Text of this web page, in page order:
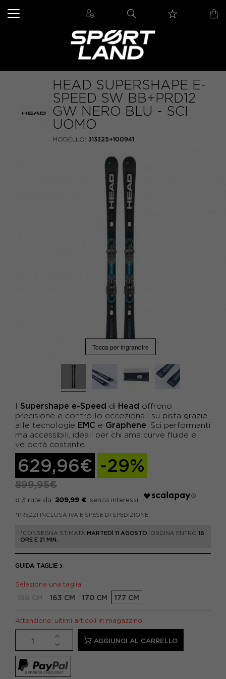
HEAD SUPERSHAPE E-
SPEED SW BB+PRD12
GW NERO BLU - SCI
UOMO
MODELLO: 313325+100941
Tocca per ingrandire
I Supershape e-Speed di Head offrono
precisione e controllo eccezionali su pista grazie
alle tecnologie EMC e Graphene . Sci performanti
ma accessibili, ideali per chi ama curve fluide e
velocità costante.
629,96€ -29%
899,95€
209,99 €
*PREZZI INCLUSA IVA E SPESE DI SPEDIZIONE.
*CONSEGNA STIMATA MARTEDÌ 11 AGOSTO. ORDINA ENTRO 16
ORE E 21 MIN.
GUIDA TAGLIE
Seleziona una taglia
163 CM 170 CM 177 CM
Attenzione: ultimi articoli in magazzino!
AGGIUNGI AL CARRELLO